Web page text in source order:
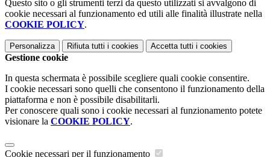
Questo sito o gli strumenti terzi da questo utilizzati si avvalgono di
cookie necessari al funzionamento ed utili alle finalità illustrate nella
COOKIE POLICY.
Personalizza Rifiuta tutti i cookies Accetta tutti i cookies
Gestione cookie
In questa schermata è possibile scegliere quali cookie consentire.
I cookie necessari sono quelli che consentono il funzionamento della
piattaforma e non è possibile disabilitarli.
Per conoscere quali sono i cookie necessari al funzionamento potete
visionare la COOKIE POLICY.
Cookie necessari per il funzionamento